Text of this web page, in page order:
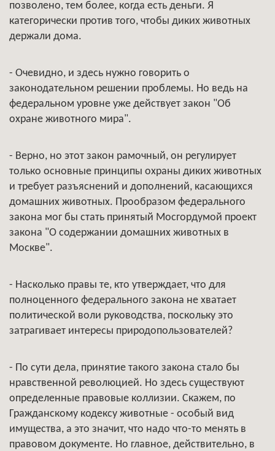
позволено, тем более, когда есть деньги. Я
категорически против того, чтобы диких животных
держали дома.
- Очевидно, и здесь нужно говорить о
законодательном решении проблемы. Но ведь на
федеральном уровне уже действует закон "Об
охране животного мира".
- Верно, но этот закон рамочный, он регулирует
только основные принципы охраны диких животных
и требует разъяснений и дополнений, касающихся
домашних животных. Прообразом федерального
закона мог бы стать принятый Мосгордумой проект
закона "О содержании домашних животных в
Москве".
- Насколько правы те, кто утверждает, что для
полноценного федерального закона не хватает
политической воли руководства, поскольку это
затрагивает интересы природопользователей?
- По сути дела, принятие такого закона стало бы
нравственной революцией. Но здесь существуют
определенные правовые коллизии. Скажем, по
Гражданскому кодексу животные - особый вид
имущества, а это значит, что надо что-то менять в
правовом документе. Но главное, действительно, в